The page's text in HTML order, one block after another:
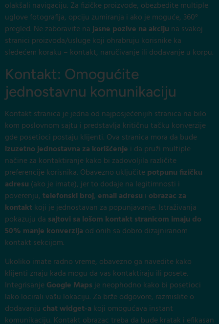
olakšali navigaciju. Za fizičke proizvode, obezbedite multiple
uglove fotografija, opciju zumiranja i ako je moguće, 360°
pregled. Ne zaboravite najasne pozive na akciju na svakoj
stranici proizvoda/usluge koji ohrabruju korisnike ka
sledećem koraku – kontakt, naručivanje ili dodavanje u korpu.
Kontakt: Omogućite
jednostavnu komunikaciju
Kontakt stranica je jedna od najposjećenijih stranica na bilo
kom poslovnom sajtu i predstavlja kritičnu tačku konverzije
gde posetioci postaju klijenti. Ova stranica mora da bude
izuzetno jednostavna za korišćenje i da pruži multiple
načine za kontaktiranje kako bi zadovoljila različite
preferencije korisnika. Obavezno uključitepotpunu fizičku
adresu (ako je imate), jer to dodaje na legitimnosti i
poverenju, telefonski broj, email adresu i obrazac za
kontaktkoji je jednostavan za popunjavanje. Istraživanja
pokazuju da sajtovi sa lošom kontakt stranicom imaju do
50% manje konverzija od onih sa dobro dizajniranom
kontakt sekcijom.
Ukoliko imate radno vreme, obavezno ga navedite kako
klijenti znaju kada mogu da vas kontaktiraju ili posete.
IntegrisanjeGoogle Mapsje neophodno kako bi posetioci
lako locirali vašu lokaciju. Za brže odgovore, razmislite o
dodavanju chat widget-a koji omogućava instant
komunikaciju. Kontakt obrazac treba da bude kratak i efikasan